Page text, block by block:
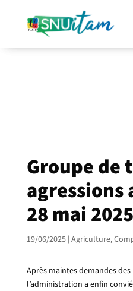
Groupe de
agressions
28 mai 2025
19/06/2025| Agriculture,
Après maintes demandes
l’administration a enfin